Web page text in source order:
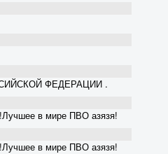
ФЕДЕРАЦИИ .
в мире ПВО азязя!
в мире ПВО азязя!